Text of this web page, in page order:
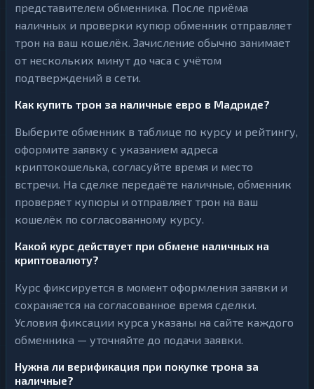
представителем обменника. После приёма
наличных и проверки купюр обменник отправляет
трон на ваш кошелёк. Зачисление обычно занимает
от нескольких минут до часа с учётом
подтверждений в сети.
Как купить трон за наличные евро в Мадриде?
Выберите обменник в таблице по курсу и рейтингу,
оформите заявку с указанием адреса
криптокошелька, согласуйте время и место
встречи. На сделке передаёте наличные, обменник
проверяет купюры и отправляет трон на ваш
кошелёк по согласованному курсу.
Какой курс действует при обмене наличных на
криптовалюту?
Курс фиксируется в момент оформления заявки и
сохраняется на согласованное время сделки.
Условия фиксации курса указаны на сайте каждого
обменника — уточняйте до подачи заявки.
Нужна ли верификация при покупке трона за
наличные?